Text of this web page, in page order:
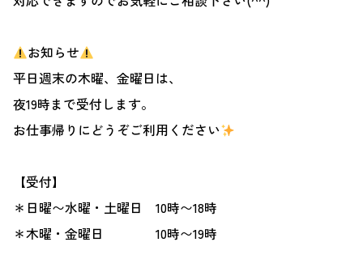
お知らせ
平日週末の木曜、金曜日は、
夜19時まで受付します。
お仕事帰りにどうぞご利用ください
【受付】
＊日曜〜水曜・土曜日 10時〜18時
＊木曜・金曜日 10時〜19時